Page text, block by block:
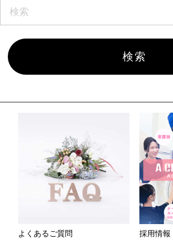
よくあるご質問 採用情報